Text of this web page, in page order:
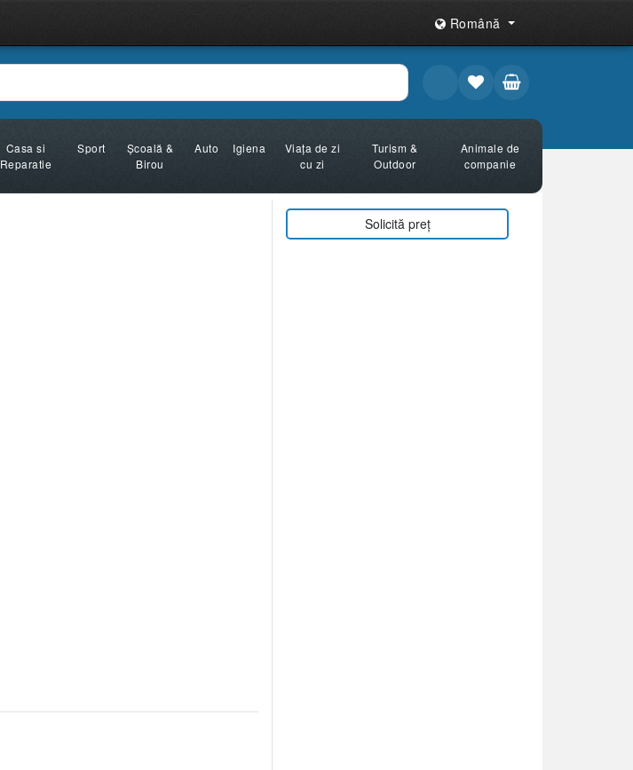
Română
Casa si
Reparatie
Sport
Şcoală &
Birou
Auto Igiena
Viața de zi
cu zi
Turism &
Outdoor
Animale de
companie
Solicită preț